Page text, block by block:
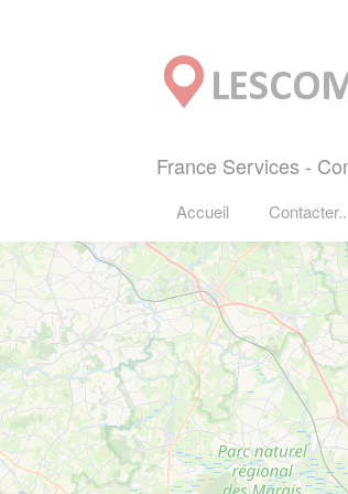
France Services -
Accueil